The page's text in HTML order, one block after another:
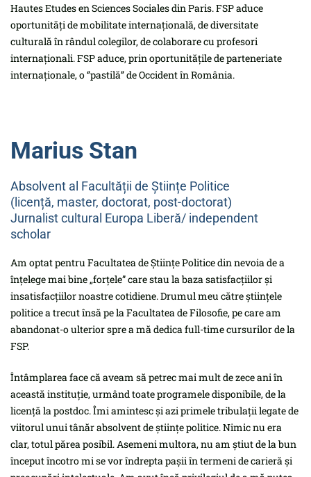
Hautes Etudes en Sciences Sociales din Paris. FSP aduce
oportunități de mobilitate internațională, de diversitate
culturală în rândul colegilor, de colaborare cu profesori
internaționali. FSP aduce, prin oportunitățile de parteneriate
internaționale, o ‘’pastilă’’ de Occident în România.
Marius Stan
Absolvent al Facultății de Științe Politice
(licență, master, doctorat, post-doctorat)
Jurnalist cultural Europa Liberă/ independent
scholar
Am optat pentru Facultatea de Științe Politice din nevoia de a
înțelege mai bine „forțele” care stau la baza satisfacțiilor și
insatisfacțiilor noastre cotidiene. Drumul meu către științele
politice a trecut însă pe la Facultatea de Filosofie, pe care am
abandonat-o ulterior spre a mă dedica full-time cursurilor de la
FSP.
Întâmplarea face că aveam să petrec mai mult de zece ani în
această instituție, urmând toate programele disponibile, de la
licență la postdoc. Îmi amintesc și azi primele tribulații legate de
viitorul unui tânăr absolvent de științe politice. Nimic nu era
clar, totul părea posibil. Asemeni multora, nu am știut de la bun
început încotro mi se vor îndrepta pașii în termeni de carieră și